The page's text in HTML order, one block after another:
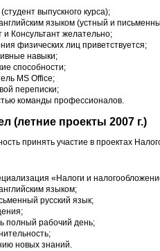
выпускного курса);
языком (устный и
и Консультант желательно;
физических лиц приветствуется;
навыки;
способности;
MS Office;
переписки;
команды профессионалов.
(летние проекты 2007 г.)
принять участие в проектах
«Налоги и
языком;
русский язык;
полный рабочий день;
новых знаний.